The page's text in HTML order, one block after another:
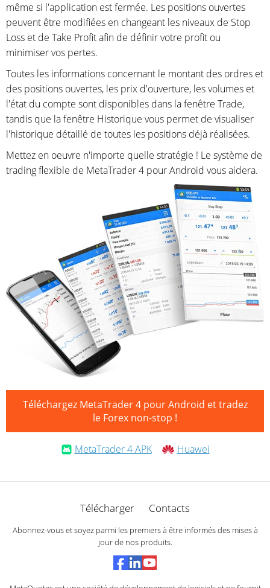
même si l'application est fermée. Les positions ouvertes
peuvent être modifiées en changeant les niveaux de Stop
Loss et de Take Profit afin de définir votre profit ou
minimiser vos pertes.
Toutes les informations concernant le montant des ordres et
des positions ouvertes, les prix d'ouverture, les volumes et
l'état du compte sont disponibles dans la fenêtre Trade,
tandis que la fenêtre Historique vous permet de visualiser
l'historique détaillé de toutes les positions déjà réalisées.
Mettez en oeuvre n'importe quelle stratégie ! Le système de
trading flexible de MetaTrader 4 pour Android vous aidera.
Téléchargez MetaTrader 4 pour Android et tradez
le Forex non-stop !
MetaTrader 4 APK Huawei
Télécharger Contacts
Abonnez-vous et soyez parmi les premiers à être informés des mises à
jour de nos produits.